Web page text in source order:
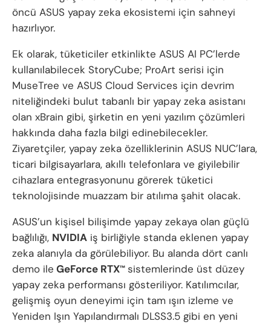
öncü ASUS yapay zeka ekosistemi için sahneyi
hazırlıyor.
Ek olarak, tüketiciler etkinlikte ASUS AI PC’lerde
kullanılabilecek StoryCube; ProArt serisi için
MuseTree ve ASUS Cloud Services için devrim
niteliğindeki bulut tabanlı bir yapay zeka asistanı
olan xBrain gibi, şirketin en yeni yazılım çözümleri
hakkında daha fazla bilgi edinebilecekler.
Ziyaretçiler, yapay zeka özelliklerinin ASUS NUC’lara,
ticari bilgisayarlara, akıllı telefonlara ve giyilebilir
cihazlara entegrasyonunu görerek tüketici
teknolojisinde muazzam bir atılıma şahit olacak.
ASUS’un kişisel bilişimde yapay zekaya olan güçlü
bağlılığı, NVIDIA iş birliğiyle standa eklenen yapay
zeka alanıyla da görülebiliyor. Bu alanda dört canlı
demo ile GeForce RTX™ sistemlerinde üst düzey
yapay zeka performansı gösteriliyor. Katılımcılar,
gelişmiş oyun deneyimi için tam ışın izleme ve
Yeniden Işın Yapılandırmalı DLSS3.5 gibi en yeni